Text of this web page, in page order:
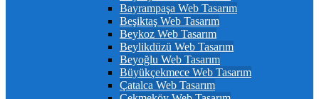
Bayrampaşa Web Tasarım
Beşiktaş Web Tasarım
Beykoz Web Tasarım
Beylikdüzü Web Tasarım
Beyoğlu Web Tasarım
Büyükçekmece Web Tasarım
Çatalca Web Tasarım